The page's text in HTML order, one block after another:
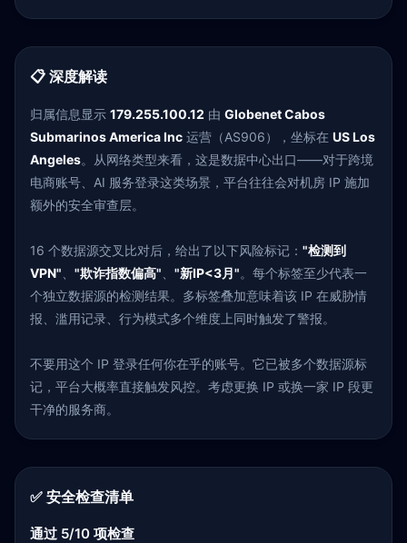
📋 深度解读
归属信息显示 179.255.100.12 由 Globenet Cabos
Submarinos America Inc 运营（AS906），坐标在 US Los
Angeles。从网络类型来看，这是数据中心出口——对于跨境
电商账号、AI 服务登录这类场景，平台往往会对机房 IP 施加
额外的安全审查层。
16 个数据源交叉比对后，给出了以下风险标记： "检测到
VPN"
"欺诈指数偏高" "新IP<3月"。每个标签至少代表一
个独立数据源的检测结果。多标签叠加意味着该 IP 在威胁情
报、滥用记录、行为模式多个维度上同时触发了警报。
不要用这个 IP 登录任何你在乎的账号。它已被多个数据源标
记，平台大概率直接触发风控。考虑更换 IP 或换一家 IP 段更
干净的服务商。
✅ 安全检查清单
通过 5/10 项检查